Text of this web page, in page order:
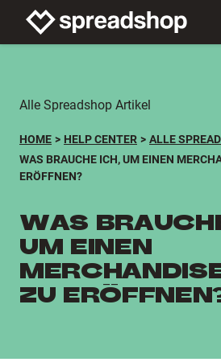
Alle Spreadshop Artikel
HOME HELP CENTER
ALLE
WAS BRAUCHE ICH, UM EINEN
ERÖFFNEN?
WAS
UM EINEN
ZU